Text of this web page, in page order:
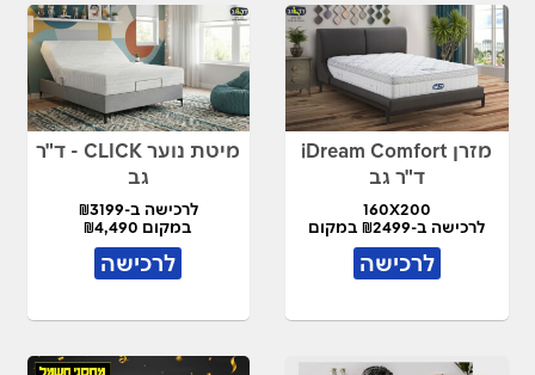
מזרן iDream Comfort
ד"ר גב
160X200
לרכישה ב-₪2499 במקום
₪5,450
לרכישה
מיטת נוער CLICK - ד"ר
גב
לרכישה ב-₪3199
במקום ₪4,490
לרכישה